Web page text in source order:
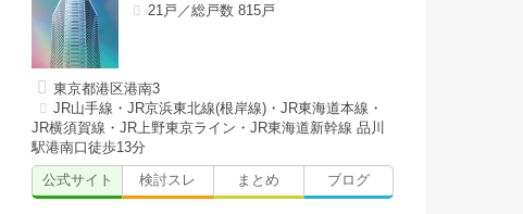
21戸／総戸数 815戸
東京都港区港南3
JR山手線・JR京浜東北線(根岸線)・JR東海道本線・
JR横須賀線・JR上野東京ライン・JR東海道新幹線 品川
駅港南口徒歩13分
公式サイト
検討スレ まとめ ブログ